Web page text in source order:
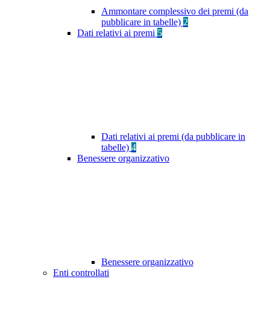
Ammontare complessivo dei premi (da
pubblicare in tabelle) 2
Dati relativi ai premi 5
Dati relativi ai premi (da pubblicare in
tabelle) 4
Benessere organizzativo
Benessere organizzativo
Enti controllati